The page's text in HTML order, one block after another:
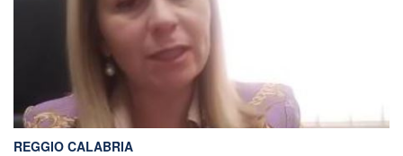
REGGIO CALABRIA